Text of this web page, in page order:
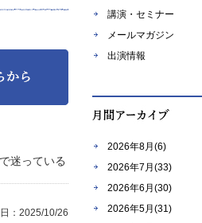
講演・セミナー
メールマガジン
出演情報
2026年8月(6)
2026年7月(33)
2026年6月(30)
2026年5月(31)
迷っている
：2025/10/26